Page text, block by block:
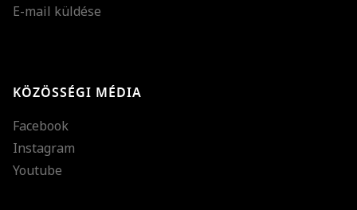
E-mail küldése
KÖZÖSSÉGI MÉDIA
Facebook
Instagram
Youtube